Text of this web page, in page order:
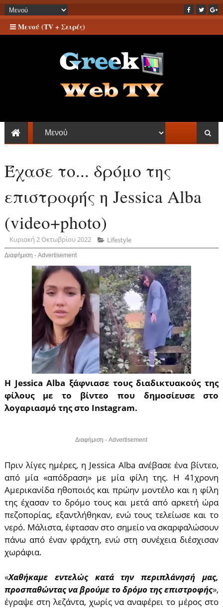
Μενού (TV + Σειρές)
Έχασε το... δρόμο της
επιστροφής η Jessica Alba
(video+photo)
Κυριακή 2 Οκτωβρίου 2022 Lifestyle
Διαφήμιση - Advertisement
Η Jessica Alba ξάφνιασε τους διαδικτυακούς της
φίλους με το βίντεο που δημοσίευσε στο
λογαριασμό της στο Instagram.
Διαφήμιση - Advertisement
Πριν λίγες ημέρες, η Jessica Alba ανέβασε ένα βίντεο,
από μία «απόδραση» με μία φίλη της. Η 41χρονη
Αμερικανίδα ηθοποιός και πρώην μοντέλο και η φίλη
της έχασαν το δρόμο τους και μετά από αρκετή ώρα
πεζοπορίας, εξαντλήθηκαν, ενώ τους τελείωσε και το
νερό. Μάλιστα, έφτασαν στο σημείο να σκαρφαλώσουν
πάνω από έναν φράχτη, ενώ στη συνέχεια διέσχισαν
χωράφια.
«Χαθήκαμε εντελώς κατά την περιπλάνησή μας,
προσπαθώντας να βρούμε το δρόμο της επιστροφής»,
έγραψε στη λεζάντα, χωρίς να αναφέρει το μέρος στο